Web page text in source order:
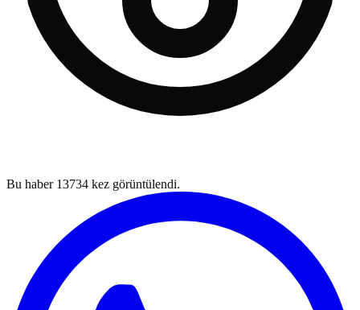
Bu haber 13734 kez görüntülendi.